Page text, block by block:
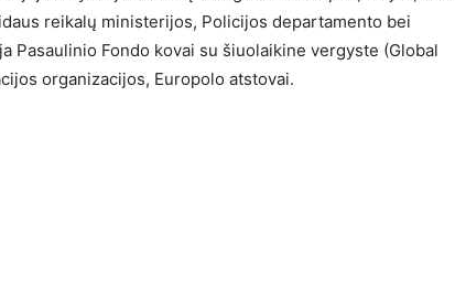
reikalų ministerijos, Policijos departamento bei
Pasaulinio Fondo kovai su šiuolaikine vergyste (Global
organizacijos, Europolo atstovai.